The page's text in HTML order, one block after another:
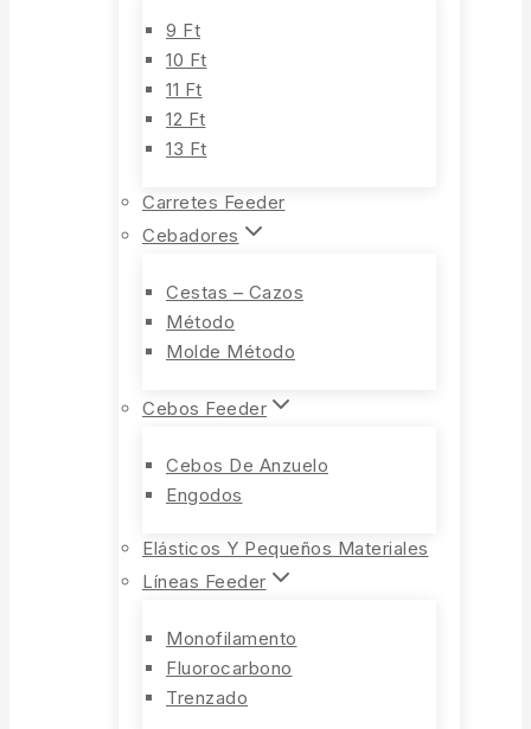
9 Ft
10 Ft
11 Ft
12 Ft
13 Ft
Carretes Feeder
Cebadores
Cestas – Cazos
Método
Molde Método
Cebos Feeder
Cebos De Anzuelo
Engodos
Elásticos Y Pequeños Materiales
Líneas Feeder
Monofilamento
Fluorocarbono
Trenzado